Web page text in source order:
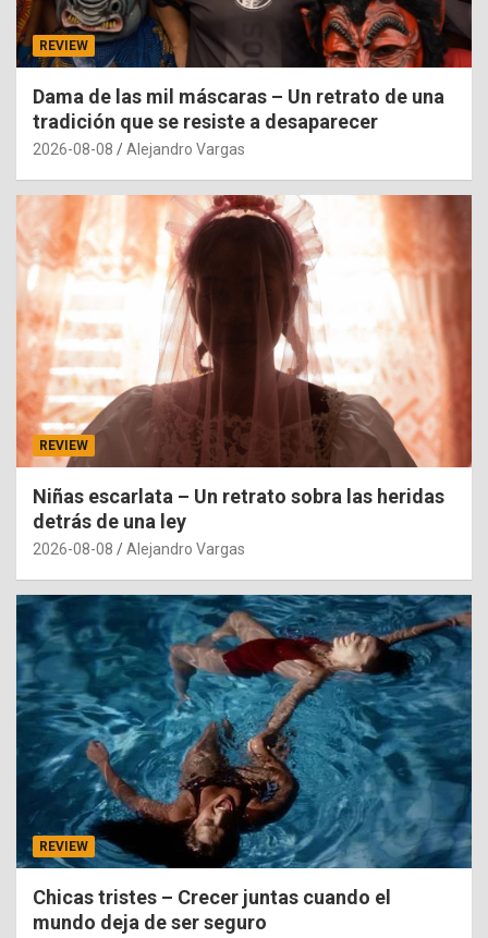
REVIEW
Dama de las mil máscaras – Un retrato de una
tradición que se resiste a desaparecer
2026-08-08 Alejandro Vargas
REVIEW
Niñas escarlata – Un retrato sobra las heridas
detrás de una ley
2026-08-08 Alejandro Vargas
REVIEW
Chicas tristes – Crecer juntas cuando el
mundo deja de ser seguro